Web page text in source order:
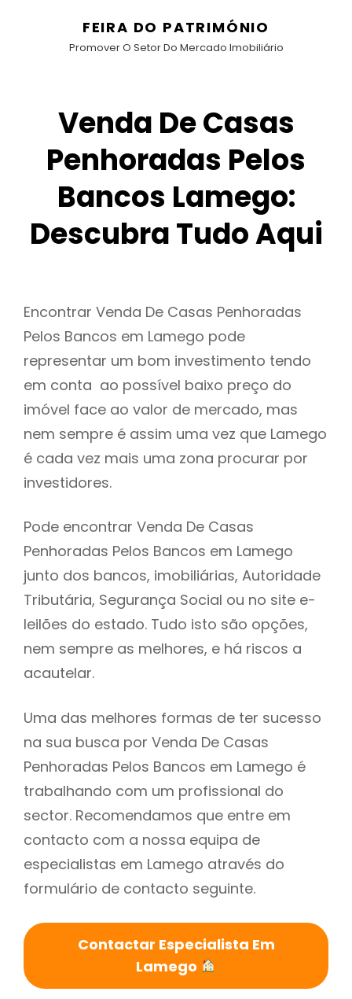
FEIRA DO PATRIMÓNIO
Promover O Setor Do Mercado Imobiliário
Venda De Casas
Penhoradas Pelos
Bancos Lamego:
Descubra Tudo Aqui
Encontrar Venda De Casas Penhoradas
Pelos Bancos em Lamego pode
representar um bom investimento tendo
em conta ao possível baixo preço do
imóvel face ao valor de mercado, mas
nem sempre é assim uma vez que Lamego
é cada vez mais uma zona procurar por
investidores.
Pode encontrar Venda De Casas
Penhoradas Pelos Bancos em Lamego
junto dos bancos, imobiliárias, Autoridade
Tributária, Segurança Social ou no site e-
leilões do estado. Tudo isto são opções,
nem sempre as melhores, e há riscos a
acautelar.
Uma das melhores formas de ter sucesso
na sua busca por Venda De Casas
Penhoradas Pelos Bancos em Lamego é
trabalhando com um profissional do
sector. Recomendamos que entre em
contacto com a nossa equipa de
especialistas em Lamego através do
formulário de contacto seguinte.
Contactar Especialista Em
Lamego